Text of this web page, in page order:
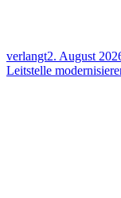
verlangt2. August
Leitstelle